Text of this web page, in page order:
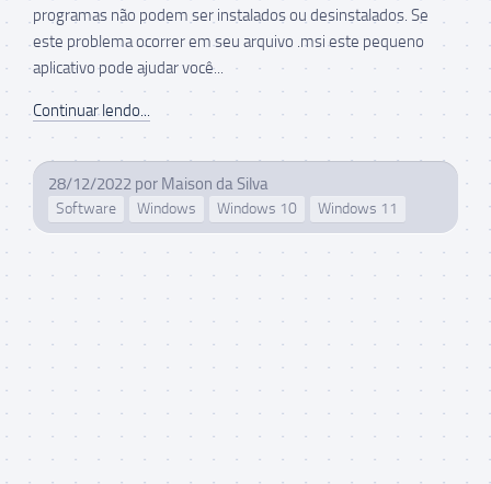
programas não podem ser instalados ou desinstalados. Se
este problema ocorrer em seu arquivo .msi este pequeno
aplicativo pode ajudar você...
Continuar lendo...
28/12/2022 por Maison da Silva
Software Windows Windows 10 Windows 11